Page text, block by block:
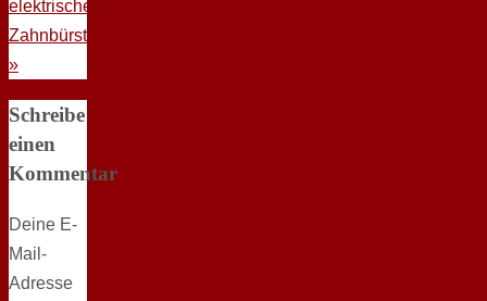
elektrische
Zahnbürste
»
Schreibe
einen
Kommentar
Deine E-
Mail-
Adresse